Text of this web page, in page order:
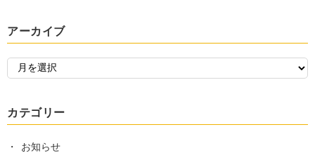
アーカイブ
カテゴリー
お知らせ